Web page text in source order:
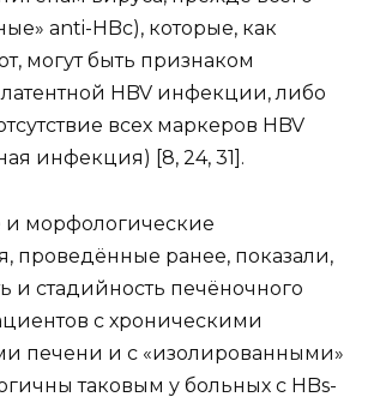
anti-HBc), которые, как
могут быть признаком
HBV инфекции, либо
всех маркеров HBV
инфекция) [8, 24, 31].
морфологические
проведённые ранее, показали,
и стадийность печёночного
с хроническими
печени и с «изолированными»
таковым у больных с HBs-